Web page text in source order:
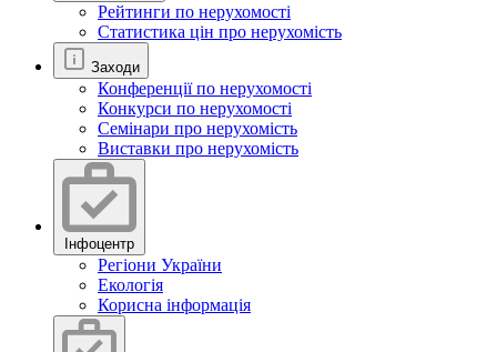
Рейтинги по нерухомості
Статистика цін про нерухомість
Заходи
Конференції по нерухомості
Конкурси по нерухомості
Семінари про нерухомість
Виставки про нерухомість
Інфоцентр
Регіони України
Екологія
Корисна інформація